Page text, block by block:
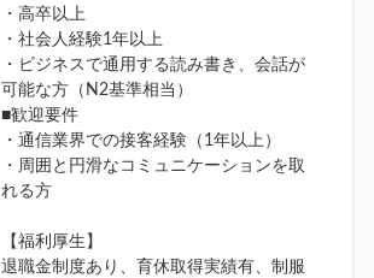
・高卒以上
・社会人経験1年以上
・ビジネスで通用する読み書き、会話が
可能な方（N2基準相当）
■歓迎要件
・通信業界での接客経験（1年以上）
・周囲と円滑なコミュニケーションを取
れる方
【福利厚生】
退職金制度あり、育休取得実績有、制服